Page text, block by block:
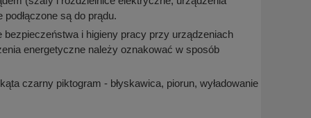
są do prądu.
i higieny pracy przy urządzeniach
energetyczne należy oznakować w sposób
czarny piktogram - błyskawica, piorun, wyładowanie